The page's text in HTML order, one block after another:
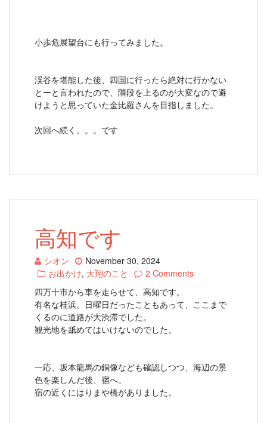
小歩危展望台にも行ってみました。
渓谷を堪能した後、四国に行ったら絶対に行かない
とーと言われたので、階段を上るのが大変なので避
けようと思っていた金比羅さんを目指しました。
次回へ続く。。。です
高知です
シオン
November 30, 2024
お出かけ, 大翔のこと
2 Comments
四万十市から車を走らせて、高知です。
有名な桂浜。日曜日だったこともあって、ここまで
くるのに道路が大渋滞でした。
観光地を舐めてはいけないのでした。
一応、坂本龍馬の銅像なども確認しつつ、海辺の景
色を楽しんだ後、宿へ。
宿の近くにはりまや橋がありました。